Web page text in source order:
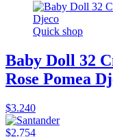
Quick shop
Baby Doll 32
Rose Pomea
$3.240
$2.754